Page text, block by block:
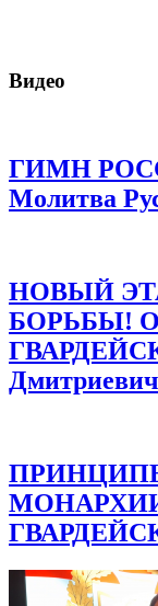
Видео
ГИМН
Молитва
НОВЫЙ
БОРЬБЫ!
МОНАРХИИ